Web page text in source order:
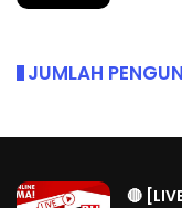
JUMLAH
🔴